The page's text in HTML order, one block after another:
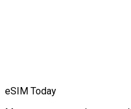
eSIM Today